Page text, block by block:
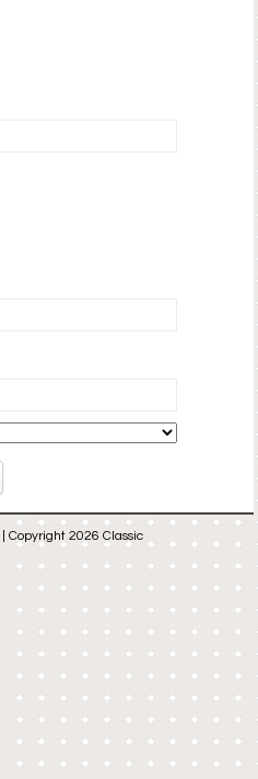
| Copyright 2026 Classic